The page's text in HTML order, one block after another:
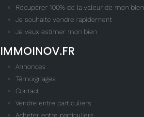
Récupérer 100% de la valeur de mon bien
Je souhaite vendre rapidement
Je veux estimer mon bien
IMMOINOV.FR
Annonces
Témoignages
Contact
Vendre entre particuliers
Acheter entre particuliers